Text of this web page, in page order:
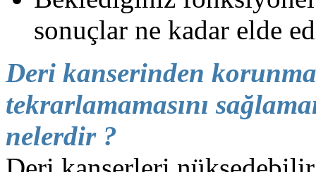
sonuçlar ne kadar elde
Deri kanserinden
tekrarlamamasını
nelerdir ?